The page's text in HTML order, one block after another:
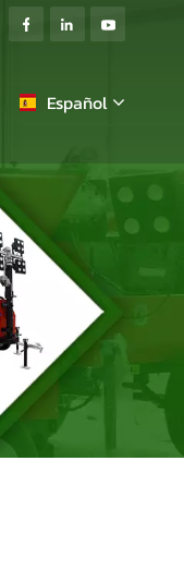
Español
français
Deutsch
italiano
русский
español